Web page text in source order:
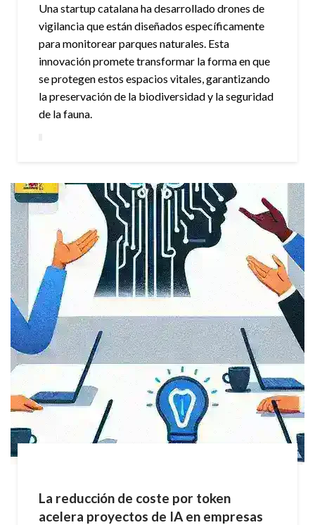
Una startup catalana ha desarrollado drones de
vigilancia que están diseñados específicamente
para monitorear parques naturales. Esta
innovación promete transformar la forma en que
se protegen estos espacios vitales, garantizando
la preservación de la biodiversidad y la seguridad
de la fauna.
La reducción de coste por token
acelera proyectos de IA en empresas